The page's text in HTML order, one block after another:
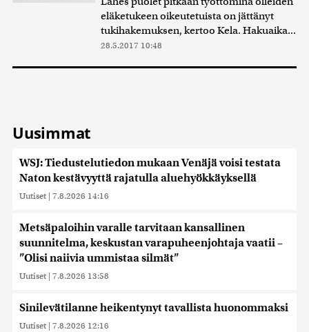
eläketukeen oikeutetuista on jättänyt
tukihakemuksen, kertoo Kela. Hakuaika...
28.5.2017 10:48
Uusimmat
WSJ: Tiedustelutiedon mukaan Venäjä voisi testata
Naton kestävyyttä rajatulla aluehyökkäyksellä
Uutiset | 7.8.2026 14:16
Metsäpaloihin varalle tarvitaan kansallinen
suunnitelma, keskustan varapuheenjohtaja vaatii –
”Olisi naiivia ummistaa silmät”
Uutiset | 7.8.2026 13:58
Sinilevätilanne heikentynyt tavallista huonommaksi
Uutiset | 7.8.2026 12:16